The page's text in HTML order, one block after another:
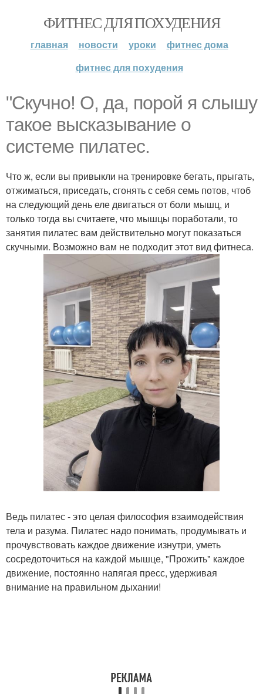
ФИТНЕС ДЛЯ ПОХУДЕНИЯ
главная новости уроки
фитнес дома
фитнес для похудения
"Скучно! О, да, порой я слышу
такое высказывание о
системе пилатес.
Что ж, если вы привыкли на тренировке бегать, прыгать,
отжиматься, приседать, сгонять с себя семь потов, чтоб
на следующий день еле двигаться от боли мышц, и
только тогда вы считаете, что мышцы поработали, то
занятия пилатес вам действительно могут показаться
скучными. Возможно вам не подходит этот вид фитнеса.
Ведь пилатес - это целая философия взаимодействия
тела и разума. Пилатес надо понимать, продумывать и
прочувствовать каждое движение изнутри, уметь
сосредоточиться на каждой мышце, "Прожить" каждое
движение, постоянно напягая пресс, удерживая
внимание на правильном дыхании!